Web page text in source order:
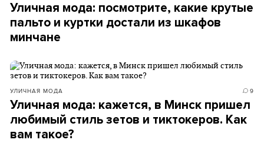
Уличная мода: посмотрите, какие крутые
пальто и куртки достали из шкафов
минчане
УЛИЧНАЯ МОДА 9
Уличная мода: кажется, в Минск пришел
любимый стиль зетов и тиктокеров. Как
вам такое?